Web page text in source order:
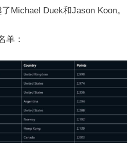
Michael Duek和Jason Koon。
单：